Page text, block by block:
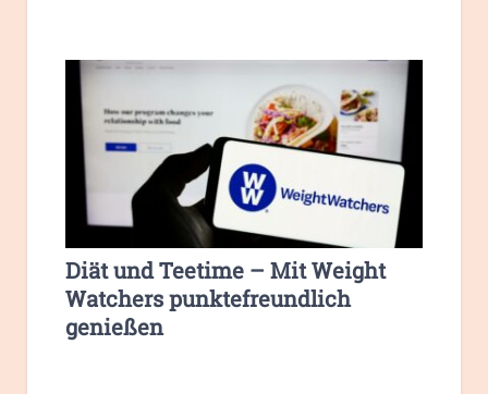
Diät und Teetime – Mit Weight
Watchers punktefreundlich
genießen